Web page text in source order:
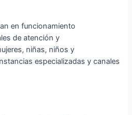
en funcionamiento
de atención y
niñas, niños y
especializadas y canales